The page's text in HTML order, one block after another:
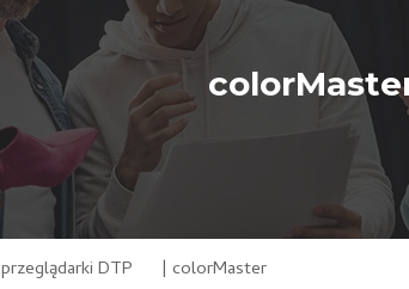
przeglądarki DTP | colorMaster